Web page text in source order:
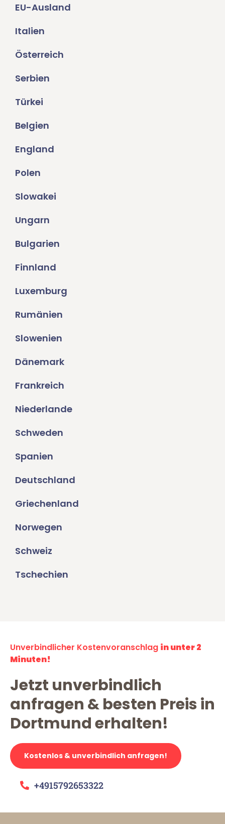
EU-Ausland
Italien
Österreich
Serbien
Türkei
Belgien
England
Polen
Slowakei
Ungarn
Bulgarien
Finnland
Luxemburg
Rumänien
Slowenien
Dänemark
Frankreich
Niederlande
Schweden
Spanien
Deutschland
Griechenland
Norwegen
Schweiz
Tschechien
Unverbindlicher Kostenvoranschlag in unter 2
Minuten!
Jetzt unverbindlich
anfragen & besten Preis in
Dortmund erhalten!
Kostenlos & unverbindlich anfragen!
+4915792653322